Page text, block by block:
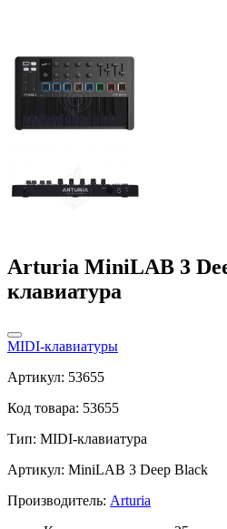
Arturia MiniLAB 3
клавиатура
MIDI-клавиатуры
Артикул: 53655
Код товара: 53655
Тип: MIDI-клавиатура
Артикул: MiniLAB 3 Deep Black
Производитель: Arturia